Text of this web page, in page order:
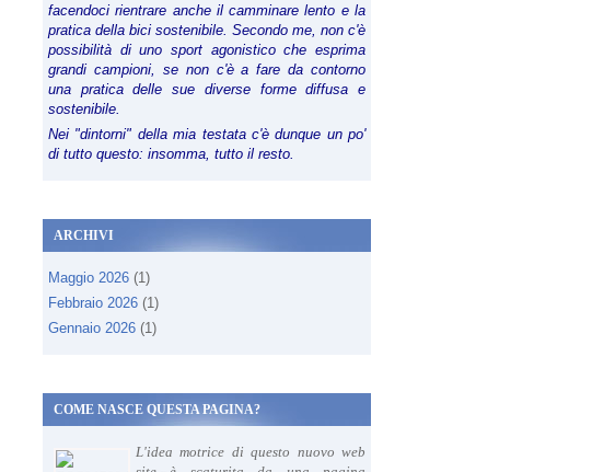
facendoci rientrare anche il camminare lento e la
pratica della bici sostenibile. Secondo me, non c'è
possibilità di uno sport agonistico che esprima
grandi campioni, se non c'è a fare da contorno
una pratica delle sue diverse forme diffusa e
sostenibile.
Nei "dintorni" della mia testata c'è dunque un po'
di tutto questo: insomma, tutto il resto.
ARCHIVI
Maggio 2026 (1)
Febbraio 2026 (1)
Gennaio 2026 (1)
COME NASCE QUESTA PAGINA?
L'idea motrice di questo nuovo web